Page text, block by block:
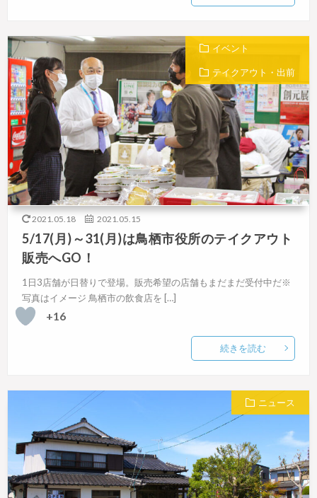
イベント
テイクアウト・出前
2021.05.18 2021.05.15
5/17(月)～31(月)は鳥栖市役所のテイクアウト
販売へGO！
1日3店舗が日替りで登場。販売希望の店舗もまだまだ受付中だ※
写真はイメージ 鳥栖市の飲食店を […]
+16
続きを読む
ニュース